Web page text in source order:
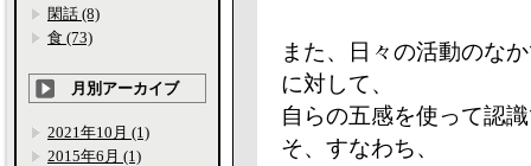
また、日々の活動のな
に対して、
自らの五感を使って認
そ、すなわち、
閑話 (8)
食 (73)
月別アーカイブ
2021年10月 (1)
2015年6月 (1)